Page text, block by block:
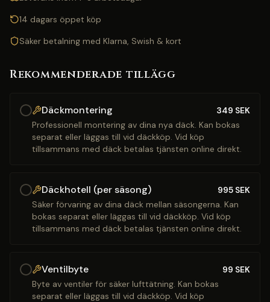
14 dagars öppet köp
Säker betalning med Klarna, Swish & kort
Rekommenderade tillägg
Däckmontering 349 SEK
Professionell montering av dina nya däck. Kan bokas
separat eller läggas till vid däckköp. Vid köp
tillsammans med däck betalas tjänsten online direkt.
Däckhotell (per säsong) 995 SEK
Säker förvaring av dina däck mellan säsongerna. Kan
bokas separat eller läggas till vid däckköp. Vid köp
tillsammans med däck betalas tjänsten online direkt.
Ventilbyte 99 SEK
Byte av ventiler för säker lufttätning. Kan bokas
separat eller läggas till vid däckköp. Vid köp